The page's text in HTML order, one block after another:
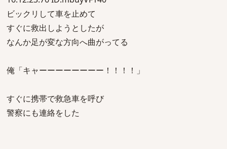
ビックリして車を止めて
すぐに救出しようとしたが
なんか足が変な方向へ曲がってる
俺「キャーーーーーーーー！！！！」
すぐに携帯で救急車を呼び
警察にも連絡をした